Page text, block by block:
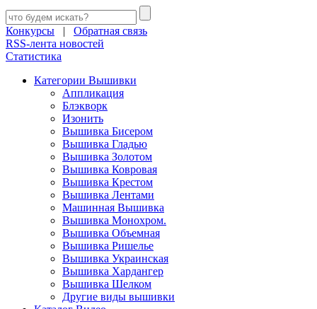
Конкурсы | Обратная связь
RSS-лента новостей
Статистика
Категории Вышивки
Аппликация
Блэкворк
Изонить
Вышивка Бисером
Вышивка Гладью
Вышивка Золотом
Вышивка Ковровая
Вышивка Крестом
Вышивка Лентами
Машинная Вышивка
Вышивка Монохром.
Вышивка Объемная
Вышивка Ришелье
Вышивка Украинская
Вышивка Хардангер
Вышивка Шелком
Другие виды вышивки